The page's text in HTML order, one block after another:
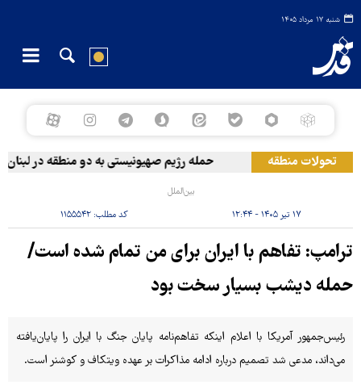
شنبه ۱۷ مرداد ۱۴۰۵
تحولات منطقه حمله رژیم صهیونیستی به دو منطقه در لبنان
بین‌الملل
۱۷ تیر ۱۴۰۵ - ۱۲:۴۴ کد مطلب: ۱۱۵۵۵۴۲
ترامپ: تفاهم با ایران برای من تمام شده است/
حمله دیشب بسیار سخت بود
رئیس‌جمهور آمریکا با اعلام اینکه تفاهم‌نامه پایان جنگ با ایران را پایان‌یافته
می‌داند، مدعی شد تصمیم درباره ادامه مذاکرات بر عهده ویتکاف و کوشنر است.